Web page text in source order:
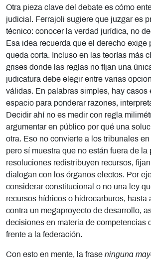
Otra pieza clave del debate es cómo
judicial. Ferrajoli sugiere que juzgar es
técnico: conocer la verdad jurídica, no
Esa idea recuerda que el derecho exige
queda corta. Incluso en las teorías más
grises donde las reglas no fijan una
judicatura debe elegir entre varias
válidas. En palabras simples, hay casos
espacio para ponderar razones,
Decidir ahí no es medir con regla
argumentar en público por qué una
otra. Eso no convierte a los tribunales
pero sí muestra que no están fuera de la
resoluciones redistribuyen recursos,
dialogan con los órganos electos. Por
considerar constitucional o no una ley
recursos hídricos o hidrocarburos, hasta
contra un megaproyecto de desarrollo,
decisiones en materia de competencias
frente a la federación.
Con esto en mente, la frase ninguna